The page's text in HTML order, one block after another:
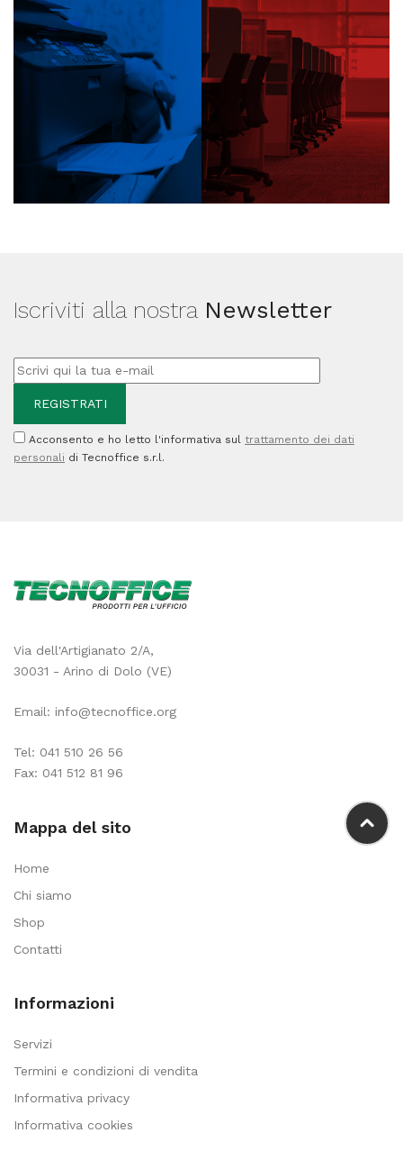
Iscriviti alla nostra Newsletter
Acconsento e ho letto l'informativa sul trattamento dei dati
personali di Tecnoffice s.r.l.
Via dell'Artigianato 2/A,
30031 - Arino di Dolo (VE)
Email: info@tecnoffice.org
Tel: 041 510 26 56
Fax: 041 512 81 96
Mappa del sito
Home
Chi siamo
Shop
Contatti
Informazioni
Servizi
Termini e condizioni di vendita
Informativa privacy
Informativa cookies